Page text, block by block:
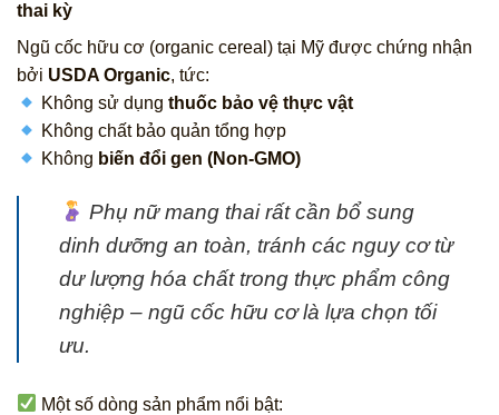
thai kỳ
Ngũ cốc hữu cơ (organic cereal) tại Mỹ được chứng nhận
bởi USDA Organic, tức:
Không sử dụngthuốc bảo vệ thực vật
Không chất bảo quản tổng hợp
Không biến đổi gen (Non-GMO)
Phụ nữ mang thai rất cần bổ sung
dinh dưỡng an toàn, tránh các nguy cơ từ
dư lượng hóa chất trong thực phẩm công
nghiệp – ngũ cốc hữu cơ là lựa chọn tối
ưu.
Một số dòng sản phẩm nổi bật: